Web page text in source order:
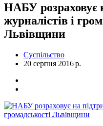
НАБУ розраховує
журналістів і
Львівщини
Суспільство
20 серпня 2016 р.